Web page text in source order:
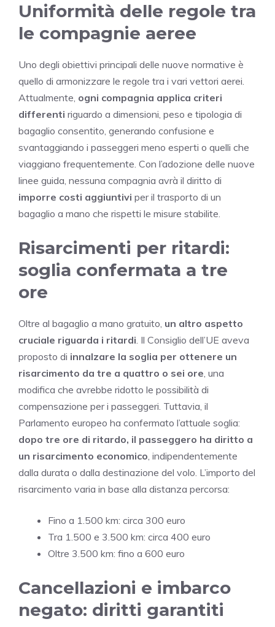
Uniformità delle regole tra
le compagnie aeree
Uno degli obiettivi principali delle nuove normative è
quello di armonizzare le regole tra i vari vettori aerei.
Attualmente, ogni compagnia applica criteri
differenti riguardo a dimensioni, peso e tipologia di
bagaglio consentito, generando confusione e
svantaggiando i passeggeri meno esperti o quelli che
viaggiano frequentemente. Con l’adozione delle nuove
linee guida, nessuna compagnia avrà il diritto di
imporre costi aggiuntivi per il trasporto di un
bagaglio a mano che rispetti le misure stabilite.
Risarcimenti per ritardi:
soglia confermata a tre
ore
Oltre al bagaglio a mano gratuito, un altro aspetto
cruciale riguarda i ritardi . Il Consiglio dell’UE aveva
proposto di innalzare la soglia per ottenere un
risarcimento da tre a quattro o sei ore , una
modifica che avrebbe ridotto le possibilità di
compensazione per i passeggeri. Tuttavia, il
Parlamento europeo ha confermato l’attuale soglia:
dopo tre ore di ritardo, il passeggero ha diritto a
un risarcimento economico , indipendentemente
dalla durata o dalla destinazione del volo. L’importo del
risarcimento varia in base alla distanza percorsa:
Fino a 1.500 km: circa 300 euro
Tra 1.500 e 3.500 km: circa 400 euro
Oltre 3.500 km: fino a 600 euro
Cancellazioni e imbarco
negato: diritti garantiti